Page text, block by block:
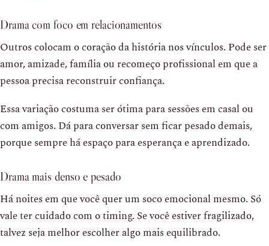
Drama com foco em relacionamentos
Outros colocam o coração da história nos vínculos. Pode ser
amor, amizade, família ou recomeço profissional em que a
pessoa precisa reconstruir confiança.
Essa variação costuma ser ótima para sessões em casal ou
com amigos. Dá para conversar sem ficar pesado demais,
porque sempre há espaço para esperança e aprendizado.
Drama mais denso e pesado
Há noites em que você quer um soco emocional mesmo. Só
vale ter cuidado com o timing. Se você estiver fragilizado,
talvez seja melhor escolher algo mais equilibrado.